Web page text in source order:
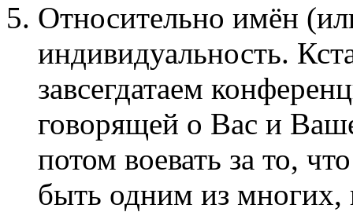
Относительно имён
индивидуальность.
завсегдатаем
говорящей о Вас и
потом воевать за то,
быть одним из многих,